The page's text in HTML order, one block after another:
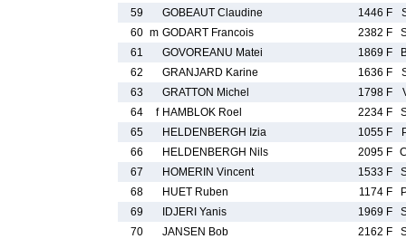
59
GOBEAUT Claudine 1446 F
60 m GODART Francois 2382 F
61
GOVOREANU Matei 1869 F
62
GRANJARD Karine 1636 F
63
GRATTON Michel 1798 F
64
f HAMBLOK Roel 2234 F
65
HELDENBERGH Izia 1055 F
66
HELDENBERGH Nils 2095 F
67
HOMERIN Vincent 1533 F
68
HUET Ruben 1174 F
69
IDJERI Yanis 1969 F
70
JANSEN Bob 2162 F